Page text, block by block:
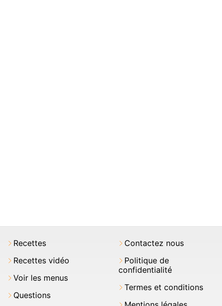
Recettes
Recettes vidéo
Voir les menus
Questions
Contactez nous
Politique de
confidentialité
Termes et conditions